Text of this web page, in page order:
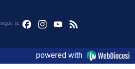
seguici su FacebookInstagram
YouTube
powered with